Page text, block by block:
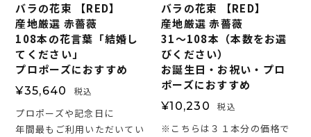
バラの花束 【RED】
産地厳選 赤薔薇
108本の花言葉「結婚し
てください」
プロポーズにおすすめ
¥35,640 税込
プロポーズや記念日に
年間最もご利用いただいてい
バラの花束 【RED】
産地厳選 赤薔薇
31～108本（本数をお選
びください）
お誕生日・お祝い・プロ
ポーズにおすすめ
¥10,230 税込
※こちらは３１本分の価格で